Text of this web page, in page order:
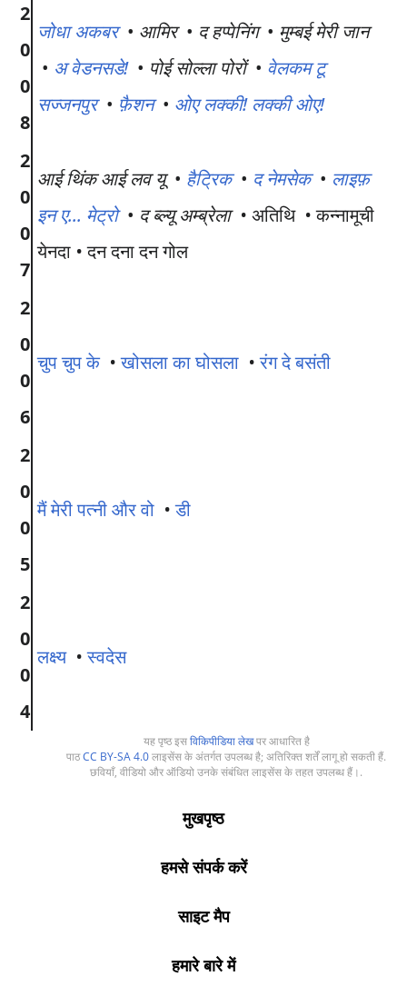
2
0
0
8
जोधा अकबर• आमिर• द हप्पेनिंग• मुम्बई मेरी जान
• अ वेडनसडे!• पोई सोल्ला पोरों• वेलकम टू
सज्जनपुर• फ़ैशन• ओए लक्की! लक्की ओए!
2
0
0
7
आई थिंक आई लव यू• हैट्रिक• द नेमसेक• लाइफ़
इन ए... मेट्रो• द ब्ल्यू अम्ब्रेला • अतिथि•कन्नामूची
येनदा •दन दना दन गोल
2
0
0
6
चुप चुप के•खोसला का घोसला •रंग दे बसंती
2
0
0
5
मैं मेरी पत्नी और वो •डी
2
0
0
4
लक्ष्य•स्वदेस
यह पृष्ठ इसविकिपीडिया लेखपर आधारित है
पाठCC BY-SA 4.0लाइसेंस के अंतर्गत उपलब्ध है; अतिरिक्त शर्तें लागू हो सकती हैं.
छवियाँ, वीडियो और ऑडियो उनके संबंधित लाइसेंस के तहत उपलब्ध हैं।.
मुखपृष्ठ
हमसे संपर्क करें
साइट मैप
हमारे बारे में